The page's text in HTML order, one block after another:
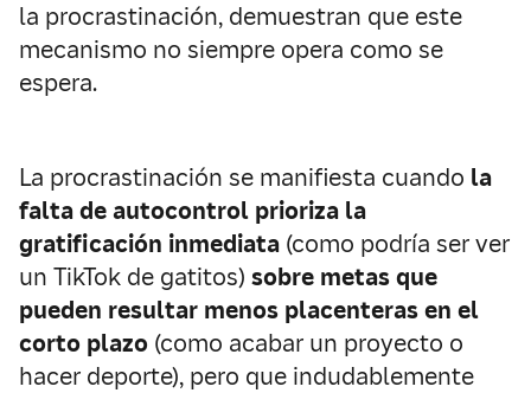
la procrastinación, demuestran que este
mecanismo no siempre opera como se
espera.
La procrastinación se manifiesta cuando la
falta de autocontrol prioriza la
gratificación inmediata (como podría ser ver
un TikTok de gatitos) sobre metas que
pueden resultar menos placenteras en el
corto plazo (como acabar un proyecto o
hacer deporte), pero que indudablemente